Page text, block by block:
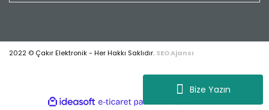
Bize Yazın
2022 © Çakır Elektronik - Her Hakkı Saklıdır. SEO Ajansı
ideasoft